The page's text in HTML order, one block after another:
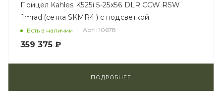
Прицел Kahles K525i 5-25x56 DLR CCW RSW
.1mrad (сетка SKMR4 ) с подсветкой
Есть в наличии Арт.: 10678
359 375 ₽
ПОДРОБНЕЕ